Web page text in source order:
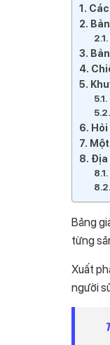
Hỏi
Địa
Bảng
từng
Xuất
người